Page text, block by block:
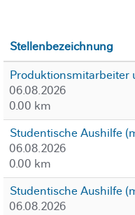
Stellenbezeichnung
Produktionsmitarbeiter
06.08.2026
0.00 km
Studentische Aushilfe
06.08.2026
0.00 km
Studentische Aushilfe
06.08.2026